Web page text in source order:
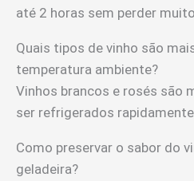
até 2 horas sem perder
Quais tipos de vinho são
temperatura ambiente?
Vinhos brancos e rosés são
ser refrigerados
Como preservar o sabor do
geladeira?